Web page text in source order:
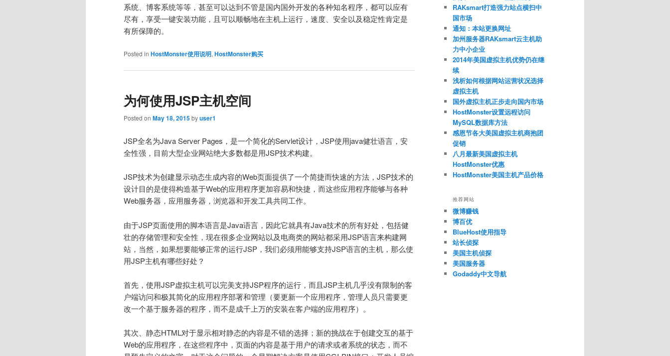
系统、博客系统等等，甚至可以达到不管是国内国外开发的各种知名程序，都可以应有
尽有，享受一键安装功能，且可以顺畅地在主机上运行，速度、安全以及稳定性肯定是
有所保障的。
Posted in HostMonster使用说明, HostMonster购买
为何使用JSP主机空间
Posted on May 18, 2015byuser1
JSP全名为Java Server Pages，是一个简化的Servlet设计，JSP使用java健壮语言，安
全性强，目前大型企业网站绝大多数都是用JSP技术构建。
JSP技术为创建显示动态生成内容的Web页面提供了一个简捷而快速的方法，JSP技术的
设计目的是使得构造基于Web的应用程序更加容易和快捷，而这些应用程序能够与各种
Web服务器，应用服务器，浏览器和开发工具共同工作。
由于JSP页面使用的脚本语言是Java语言，因此它就具有Java技术的所有好处，包括健
壮的存储管理和安全性，现在很多企业网站以及电商类的网站都采用JSP语言来构建网
站，当然，如果想要能够正常的运行JSP，我们必须用能够支持JSP语言的主机，那么使
用JSP主机有哪些好处？
首先，使用JSP虚拟主机可以完美支持JSP程序的运行，而且JSP主机几乎没有限制的客
户端访问和极其简化的应用程序部署和管理（要更新一个应用程序，管理人员只需要更
改一个基于服务器的程序，而不是成千上万的安装在客户端的应用程序）。
其次、静态HTML对于显示相对静态的内容是不错的选择；新的挑战在于创建交互的基于
Web的应用程序，在这些程序中，页面的内容是基于用户的请求或者系统的状态，而不
RAKsmart打造强力站点横扫中
国市场
通知：本站更换网址
加州服务器RAKsmart云主机助
力中小企业
2014年美国虚拟主机优势仍在继
续
浅析如何根据网站运营状况选择
虚拟主机
国外虚拟主机正步走向国内市场
HostMonster设置远程访问
MySQL数据库方法
感恩节各大美国虚拟主机商抱团
促销
八月最新美国虚拟主机
HostMonster优惠
HostMonster美国主机产品价格
推荐网站
微博赚钱
博百优
BlueHost使用指导
站长侦探
美国主机侦探
美国服务器
Godaddy中文导航